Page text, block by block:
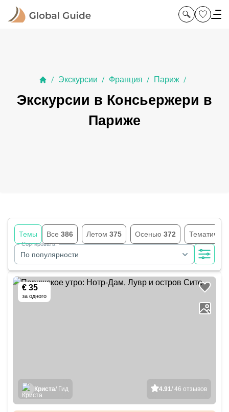
/ Экскурсии / Франция / Париж /
Экскурсии в Консьержери в
Париже
Темы Все 386 Летом 375 Осенью 372
По популярности
Сортировать:
€ 35
за одного
4.91/ 46 отзывов
Криста/ Гид